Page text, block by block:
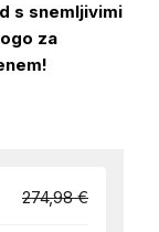
s snemljivimi
za
274,98 €